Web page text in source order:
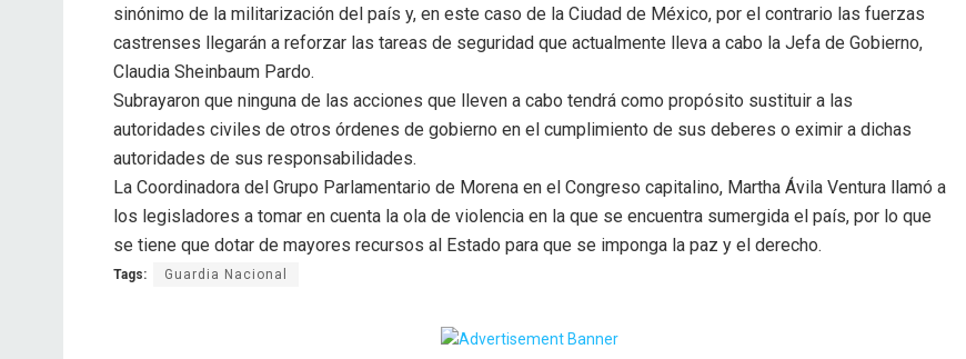
sinónimo de la militarización del país y, en este caso de la Ciudad de México, por el contrario las fuerzas
castrenses llegarán a reforzar las tareas de seguridad que actualmente lleva a cabo la Jefa de Gobierno,
Claudia Sheinbaum Pardo.
Subrayaron que ninguna de las acciones que lleven a cabo tendrá como propósito sustituir a las
autoridades civiles de otros órdenes de gobierno en el cumplimiento de sus deberes o eximir a dichas
autoridades de sus responsabilidades.
La Coordinadora del Grupo Parlamentario de Morena en el Congreso capitalino, Martha Ávila Ventura llamó a
los legisladores a tomar en cuenta la ola de violencia en la que se encuentra sumergida el país, por lo que
se tiene que dotar de mayores recursos al Estado para que se imponga la paz y el derecho.
Tags: Guardia Nacional